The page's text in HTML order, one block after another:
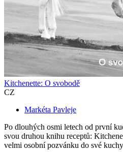
Kitchenette: O svobodě
CZ
Markéta Pavleje
Po dlouhých osmi letech od první
svou druhou knihu receptů:
velmi osobní pozvánku do své